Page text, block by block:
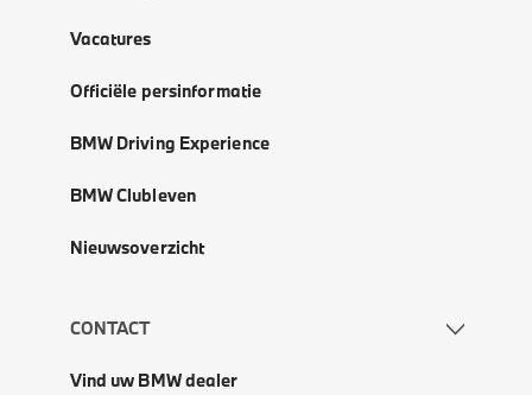
Vacatures
Officiële persinformatie
BMW Driving Experience
BMW Clubleven
Nieuwsoverzicht
CONTACT
Vind uw BMW dealer